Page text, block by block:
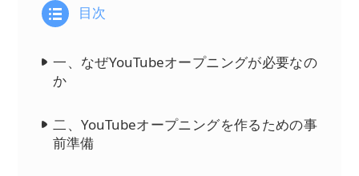
目次
一、なぜYouTubeオープニングが必要なの
か
二、YouTubeオープニングを作るための事
前準備